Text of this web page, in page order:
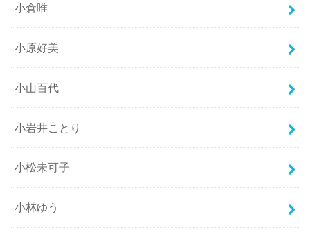
小倉唯
小原好美
小山百代
小岩井ことり
小松未可子
小林ゆう